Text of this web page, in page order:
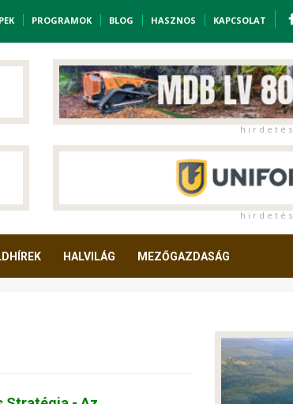
PROGRAMOK BLOG HASZNOS KAPCSOLAT
h i r d e t é s
h i r d e t é s
HALVILÁG MEZŐGAZDASÁG